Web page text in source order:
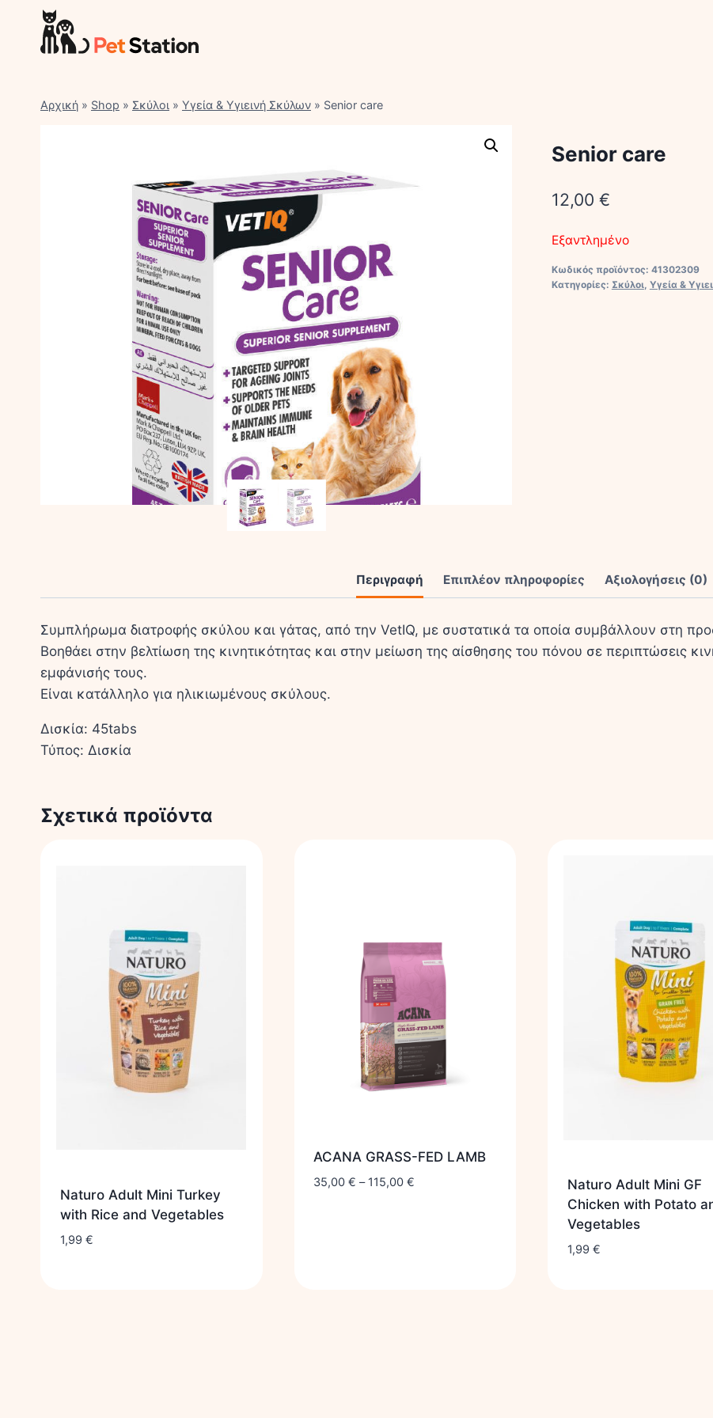
content
Αρχική » Shop » Σκύλοι » Υγεία & Υγιεινή Σκύλων » Senior care
Senior care
12,00 €
Εξαντλημένο
Κωδικός προϊόντος: 41302309
Κατηγορίες: Σκύλοι, Υγεία &
Περιγραφή Επιπλέον πληροφορίες Αξιολογήσεις (0)
Συμπλήρωμα διατροφής σκύλου και γάτας, από την VetIQ, με συστατικά τα οποία συμβάλλουν στη
Βοηθάει στην βελτίωση της κινητικότητας και στην μείωση της αίσθησης του πόνου σε περιπτώσεις
εμφάνισής τους.
Είναι κατάλληλο για ηλικιωμένους σκύλους.
Δισκία: 45tabs
Τύπος: Δισκία
Σχετικά προϊόντα
Naturo Adult Mini Turkey
with Rice and Vegetables
1,99 €
ACANA GRASS-FED LAMB
35,00 € – 115,00 €
Naturo Adult Mini GF
Chicken with Potato
Vegetables
1,99 €